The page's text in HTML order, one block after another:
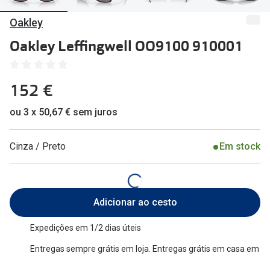
🔴Outlet
Categoria
Homem
Criança
Acessórios
Marcas
Ray-Ban
Oakley
iWear -
Biofinity
Dailies
Air Optix
Oakley
Oakley Leffingwell OO9100 910001
152 €
ou 3 x 50,67 € sem juros
Cinza / Preto Em stock
Adicionar ao cesto
Expedições em 1/2 dias úteis
Entregas sempre grátis em loja. Entregas grátis em casa em